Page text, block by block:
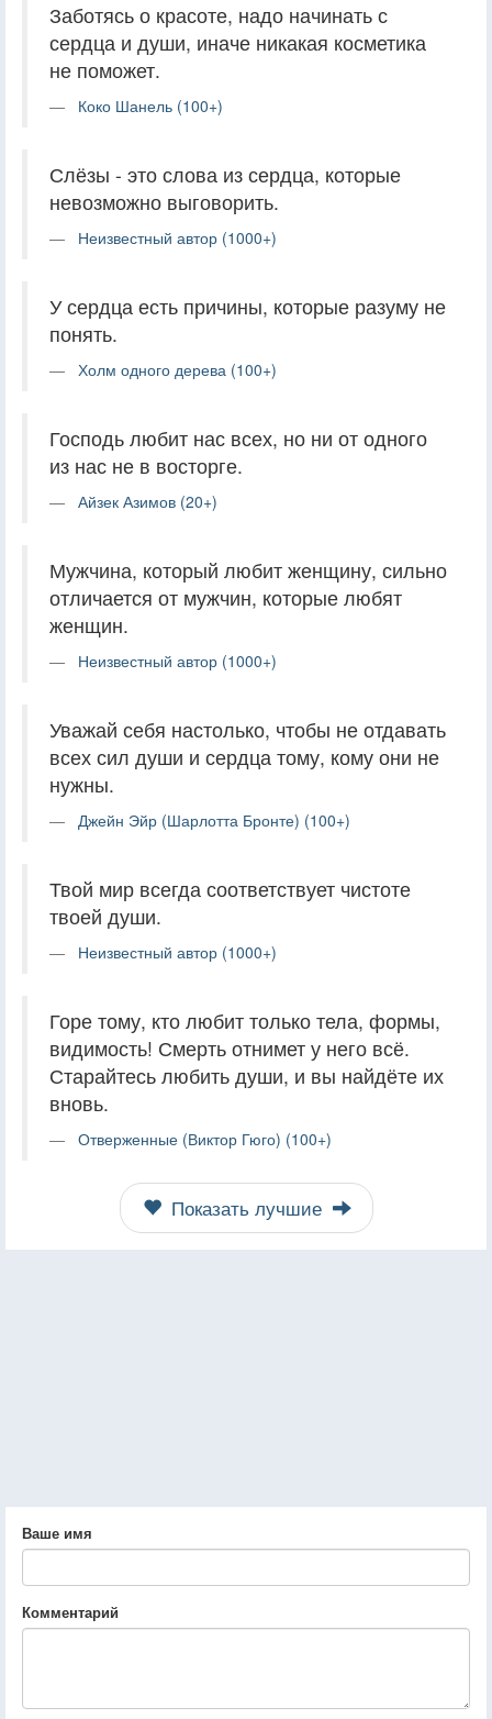
Заботясь о красоте, надо начинать с
сердца и души, иначе никакая косметика
не поможет.
Коко Шанель (100+)
Слёзы - это слова из сердца, которые
невозможно выговорить.
Неизвестный автор (1000+)
У сердца есть причины, которые разуму не
понять.
Холм одного дерева (100+)
Господь любит нас всех, но ни от одного
из нас не в восторге.
Айзек Азимов (20+)
Мужчина, который любит женщину, сильно
отличается от мужчин, которые любят
женщин.
Неизвестный автор (1000+)
Уважай себя настолько, чтобы не отдавать
всех сил души и сердца тому, кому они не
нужны.
Джейн Эйр (Шарлотта Бронте) (100+)
Твой мир всегда соответствует чистоте
твоей души.
Неизвестный автор (1000+)
Горе тому, кто любит только тела, формы,
видимость! Смерть отнимет у него всё.
Старайтесь любить души, и вы найдёте их
вновь.
Отверженные (Виктор Гюго) (100+)
Показать лучшие
Ваше имя
Комментарий